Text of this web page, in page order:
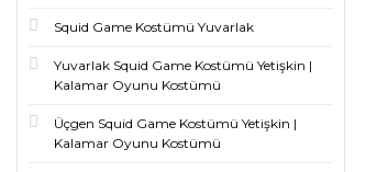
Squid Game Kostümü Yuvarlak
Yuvarlak Squid Game Kostümü Yetişkin |
Kalamar Oyunu Kostümü
Üçgen Squid Game Kostümü Yetişkin |
Kalamar Oyunu Kostümü